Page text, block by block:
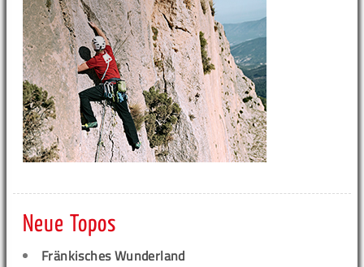
Neue Topos
Fränkisches Wunderland